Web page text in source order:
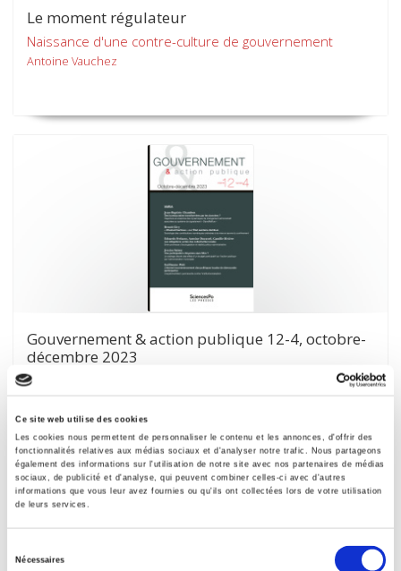
Ce site web utilise des cookies
Les cookies nous permettent de personnaliser le contenu et les annonces, d'offrir des
fonctionnalités relatives aux médias sociaux et d'analyser notre trafic. Nous partageons
également des informations sur l'utilisation de notre site avec nos partenaires de médias
sociaux, de publicité et d'analyse, qui peuvent combiner celles-ci avec d'autres
informations que vous leur avez fournies ou qu'ils ont collectées lors de votre utilisation
de leurs services.
Nécessaires
Le moment régulateur
Naissance d'une contre-culture de gouvernement
Antoine Vauchez
Gouvernement & action publique 12-4, octobre-
décembre 2023
Varia
et al.